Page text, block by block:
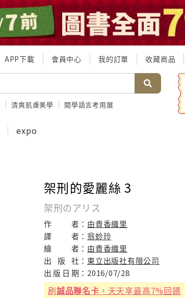
APP下載 會員中心 我的訂單 收藏商品
清爽肌膚美學 開學語言考用展
expo
架刑的愛麗絲 3
架刑のアリス
作 者： 由貴香織里
譯
者：翁蛉玲
繪
者： 由貴香織里
出
版 社： 東立出版社有限公司
出 版 日 期： 2016/07/28
刷誠品聯名卡 ，天天享最高7%回饋